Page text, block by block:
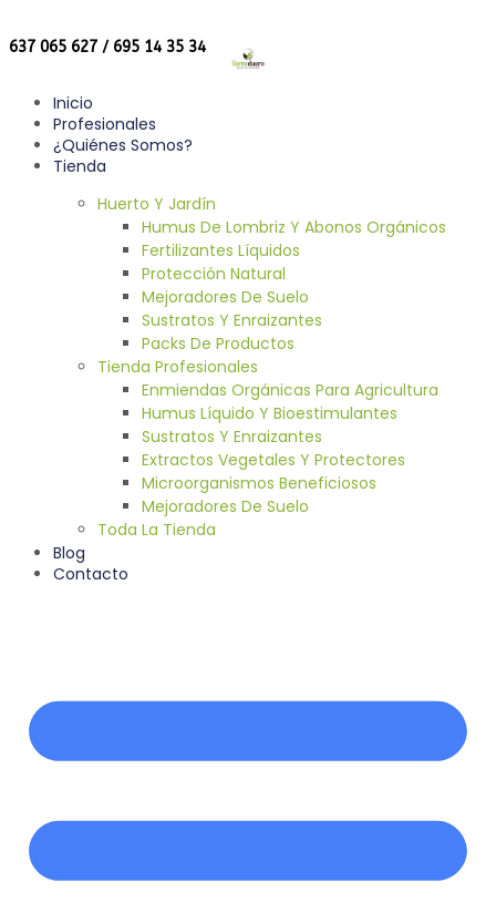
637 065 627 / 695 14 35 34
Inicio
Profesionales
¿Quiénes Somos?
Tienda
Huerto Y Jardín
Humus De Lombriz Y Abonos Orgánicos
Fertilizantes Líquidos
Protección Natural
Mejoradores De Suelo
Sustratos Y Enraizantes
Packs De Productos
Tienda Profesionales
Enmiendas Orgánicas Para Agricultura
Humus Líquido Y Bioestimulantes
Sustratos Y Enraizantes
Extractos Vegetales Y Protectores
Microorganismos Beneficiosos
Mejoradores De Suelo
Toda La Tienda
Blog
Contacto